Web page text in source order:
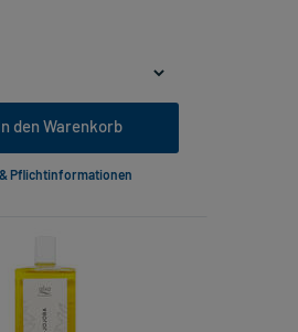
den Warenkorb
Pflichtinformationen